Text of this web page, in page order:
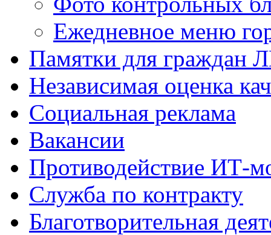
Ежедневное меню
Памятки для граждан
Независимая оценка
Социальная реклама
Вакансии
Противодействие ИТ-
Служба по контракту
Благотворительная